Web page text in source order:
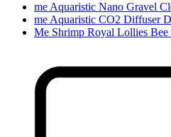
me Aquaristic Nano Gravel
me Aquaristic CO2 Diffuser
Me Shrimp Royal Lollies Bee